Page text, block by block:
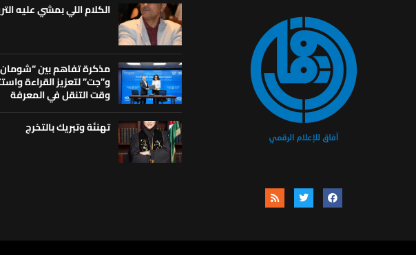
الكلام اللي بمشي عليه
مذكرة تفاهم بين
و”جت” لتعزيز القراءة
وقت التنقل في المعرفة
تهنئة وتبريك بالتخرج